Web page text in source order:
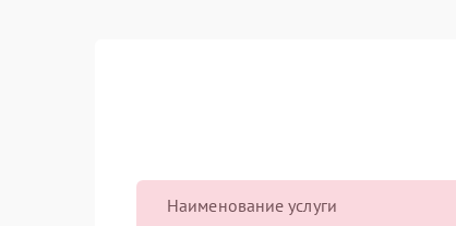
Наименование услуги